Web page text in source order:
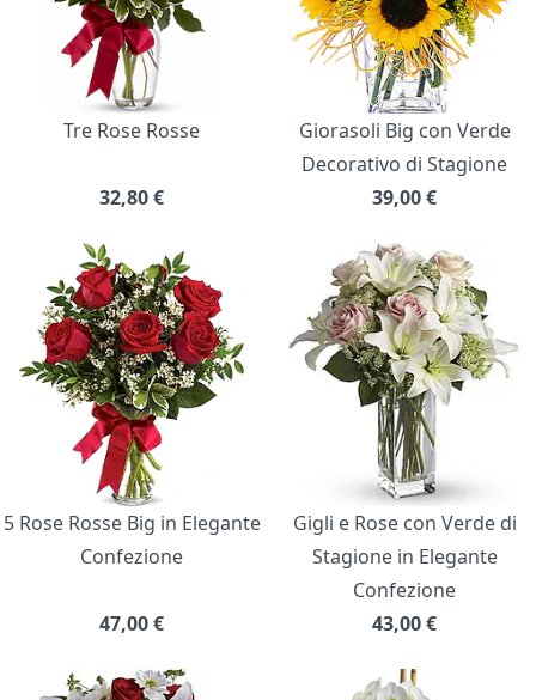
Tre Rose Rosse
32,80€
Giorasoli Big con Verde
Decorativo di Stagione
39,00€
5 Rose Rosse Big in Elegante
Confezione
47,00€
Gigli e Rose con Verde di
Stagione in Elegante
Confezione
43,00€